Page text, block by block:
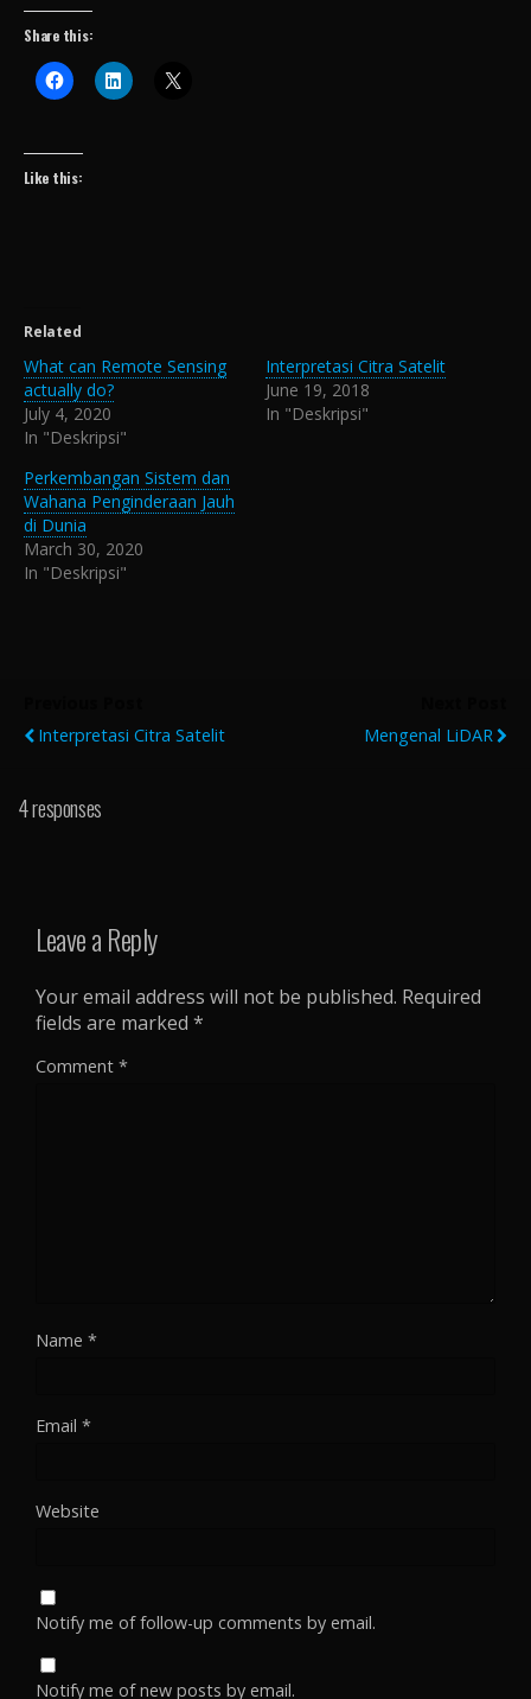
Share this:
Like this:
Related
What can Remote Sensing
actually do?
July 4, 2020
In "Deskripsi"
Interpretasi Citra Satelit
June 19, 2018
In "Deskripsi"
Perkembangan Sistem dan
Wahana Penginderaan Jauh
di Dunia
March 30, 2020
In "Deskripsi"
Interpretasi Citra Satelit
Mengenal LiDAR
4 responses
Leave a Reply
Your email address will not be published. Required
fields are marked *
Comment *
Name *
Email *
Website
Notify me of follow-up comments by email.
Notify me of new posts by email.